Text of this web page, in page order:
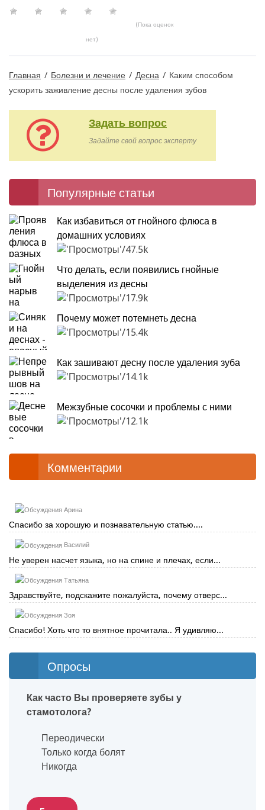
(Пока оценок
нет)
Главная / Болезни и лечение / Десна / Каким способом
ускорить заживление десны после удаления зубов
Задать вопрос
Задайте свой вопрос эксперту
Популярные статьи
Как избавиться от гнойного флюса в
домашних условиях
47.5k
Что делать, если появились гнойные
выделения из десны
17.9k
Почему может потемнеть десна
15.4k
Как зашивают десну после удаления зуба
14.1k
Межзубные сосочки и проблемы с ними
12.1k
Комментарии
Арина
Спасибо за хорошую и познавательную статью....
Василий
Не уверен насчет языка, но на спине и плечах, если...
Татьяна
Здравствуйте, подскажите пожалуйста, почему отверс...
Зоя
Спасибо! Хоть что то внятное прочитала.. Я удивляю...
Опросы
Как часто Вы проверяете зубы у
стамотолога?
Переодически
Только когда болят
Никогда